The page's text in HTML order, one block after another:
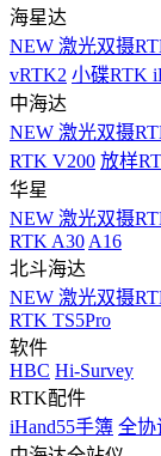
海星达
NEW 激光双摄
vRTK2 小碟RTK
中海达
NEW 激光双摄
RTK V200 放样
华星
NEW 激光双摄
RTK A30 A16
北斗海达
NEW 激光双摄
RTK TS5Pro
软件
HBC Hi-Survey
RTK配件
iHand55手簿 全协